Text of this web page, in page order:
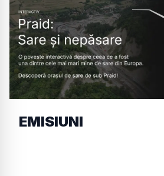
EMISIUNI